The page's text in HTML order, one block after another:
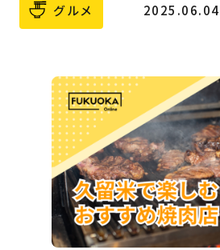
グルメ 2025.06.04